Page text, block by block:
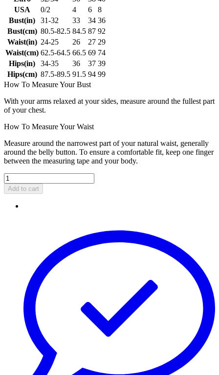
USA
0/2 4 6
8
Bust(in)
31-32 33 34 36
Bust(cm) 80.5-82.5 84.5 87 92
Waist(in) 24-25 26 27 29
Waist(cm) 62.5-64.5 66.5 69 74
Hips(in)
34-35 36 37 39
Hips(cm) 87.5-89.5 91.5 94 99
How To Measure Your Bust
With your arms relaxed at your sides, measure around the fullest part
of your chest.
How To Measure Your Waist
Measure around the narrowest part of your natural waist, generally
around the belly button. To ensure a comfortable fit, keep one finger
between the measuring tape and your body.
Add to cart